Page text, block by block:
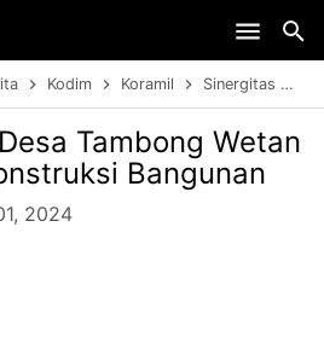
Kodim Koramil Sinergitas
Tambong Wetan
Bangunan
2024